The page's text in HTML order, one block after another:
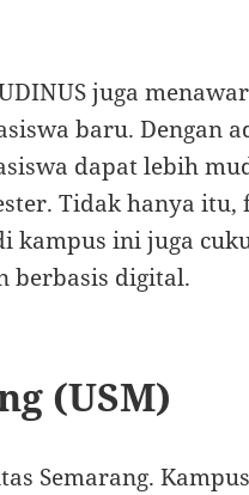
juga
baru. Dengan
dapat lebih
Tidak hanya itu,
kampus ini juga
berbasis digital.
(USM)
Semarang.